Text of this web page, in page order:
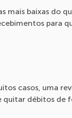
mais baixas do
para
casos, uma
quitar débitos de